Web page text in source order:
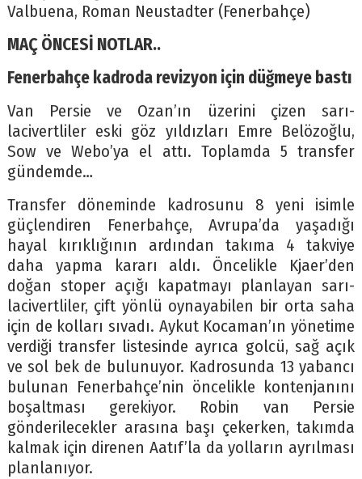
Valbuena, Roman Neustadter (Fenerbahçe)
MAÇ ÖNCESİ NOTLAR..
Fenerbahçe kadroda revizyon için düğmeye bastı
Van Persie ve Ozan’ın üzerini çizen sarı-
lacivertliler eski göz yıldızları Emre Belözoğlu,
Sow ve Webo’ya el attı. Toplamda 5 transfer
gündemde…
Transfer döneminde kadrosunu 8 yeni isimle
güçlendiren Fenerbahçe, Avrupa’da yaşadığı
hayal kırıklığının ardından takıma 4 takviye
daha yapma kararı aldı. Öncelikle Kjaer’den
doğan stoper açığı kapatmayı planlayan sarı-
lacivertliler, çift yönlü oynayabilen bir orta saha
için de kolları sıvadı. Aykut Kocaman’ın yönetime
verdiği transfer listesinde ayrıca golcü, sağ açık
ve sol bek de bulunuyor. Kadrosunda 13 yabancı
bulunan Fenerbahçe’nin öncelikle kontenjanını
boşaltması gerekiyor. Robin van Persie
gönderilecekler arasına başı çekerken, takımda
kalmak için direnen Aatıf’la da yolların ayrılması
planlanıyor.